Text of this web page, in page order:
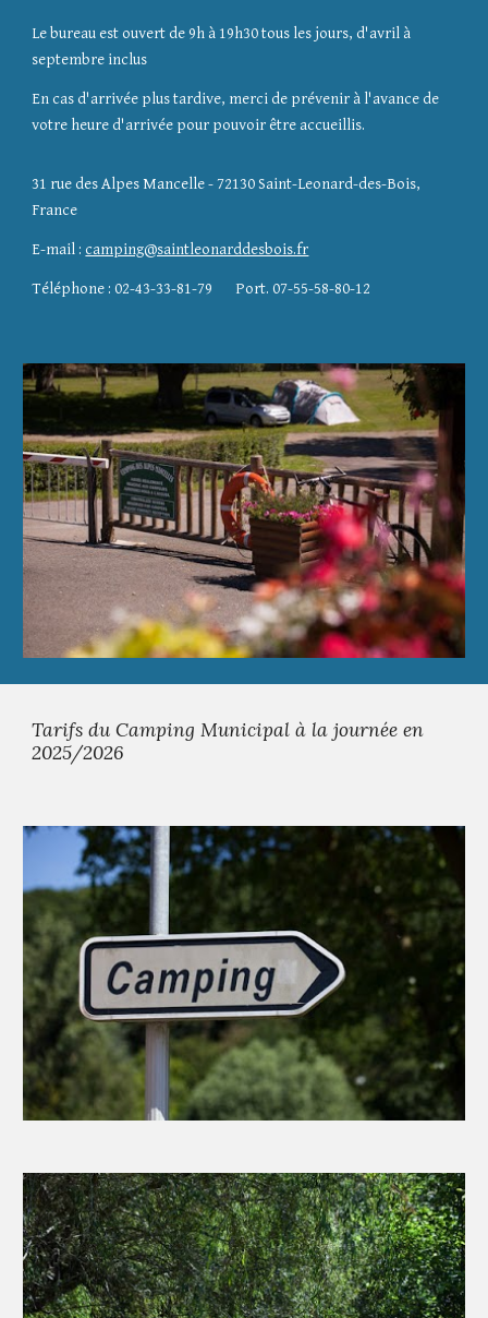
Le bureau est ouvert de 9h à 19h30 tous les jours, d'avril à
septembre inclus
En cas d'arrivée plus tardive, merci de prévenir à l'avance de
votre heure d'arrivée pour pouvoir être accueillis.
31 rue des Alpes Mancelle - 72130 Saint-Leonard-des-Bois,
France
E-mail :camping@saintleonarddesbois.fr
Téléphone : 02-43-33-81-79 Port. 07-55-58-80-12
Tarifs du Camping Municipal à la journée en
2025/2026